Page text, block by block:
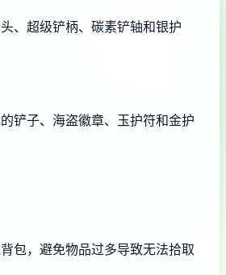
、超级铲柄、碳素铲轴和银护
铲子、海盗徽章、玉护符和金护
包，避免物品过多导致无法拾取